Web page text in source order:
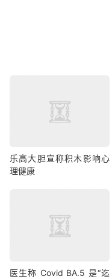
乐高大胆宣称积木影响心
理健康
医生称 Covid BA.5 是“迄